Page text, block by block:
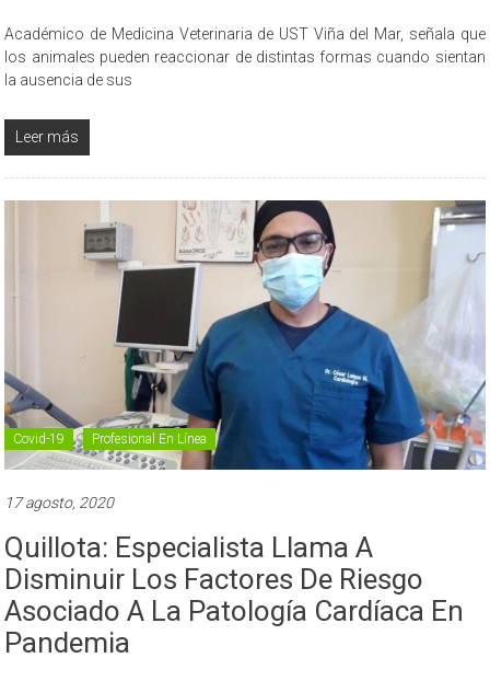
Académico de Medicina Veterinaria de UST Viña del Mar, señala que
los animales pueden reaccionar de distintas formas cuando sientan
la ausencia de sus
Leer más
Covid-19 Profesional En Línea
17 agosto, 2020
Quillota: Especialista Llama A
Disminuir Los Factores De Riesgo
Asociado A La Patología Cardíaca En
Pandemia